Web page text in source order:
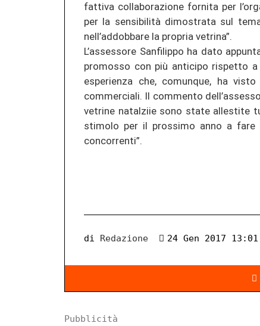
fattiva collaborazione fornita per
per la sensibilità dimostrata sul
nell’addobbare la propria vetrina”.
L’assessore Sanfilippo ha dato
promosso con più anticipo rispetto a
esperienza che, comunque, ha
commerciali. Il commento
vetrine natalziie sono state allestite
stimolo per il prossimo anno a fare
concorrenti”.
di Redazione 24 Gen 2017 13:01
Pubblicità